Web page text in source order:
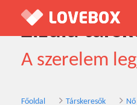
Zizula
A szerelem
Főoldal Társkeresők Nő